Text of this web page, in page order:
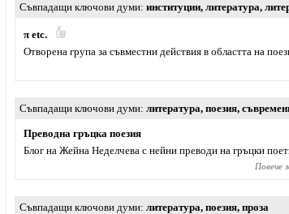
Съвпадащи ключови думи институции, литература,
π etc.
Отворена група за съвместни действия в областта на
Съвпадащи ключови думи литература, поезия,
Преводна гръцка поезия
Блог на Жейна Неделчева с нейни преводи на гръцки
Повече
Съвпадащи ключови думи литература, поезия, проза